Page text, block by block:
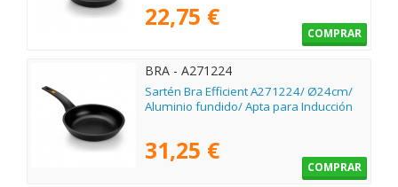
22,75 €
COMPRAR
BRA - A271224
Sartén Bra Efficient A271224/ Ø24cm/
Aluminio fundido/ Apta para Inducción
31,25 €
COMPRAR